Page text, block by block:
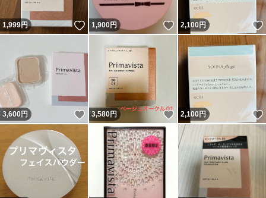
1,999円 いいね！
1,900円 いいね！
2,100円
3,600円 いいね！
3,580円 いいね！
2,100円